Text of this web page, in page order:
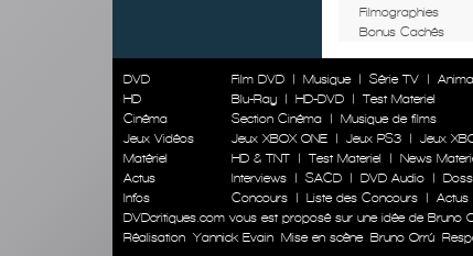
Filmographies
Bonus Cachés
DVD
HD
Cinéma
Jeux Vidéos
Matériel
Actus
Infos
Film DVD | Musique | Série TV |
Blu-Ray
| HD-DVD |
Test Materiel
Section Cinéma
|
Musique de films
Jeux XBOX ONE
| Jeux PS3 | Jeux
HD & TNT
| Test Materiel | News
Interviews
| SACD | DVD Audio |
Concours
| Liste des Concours | Actus
DVDcritiques.com vous est proposé sur une idée de Bruno
Réalisation Yannick Evain Mise en scène Bruno Orrú